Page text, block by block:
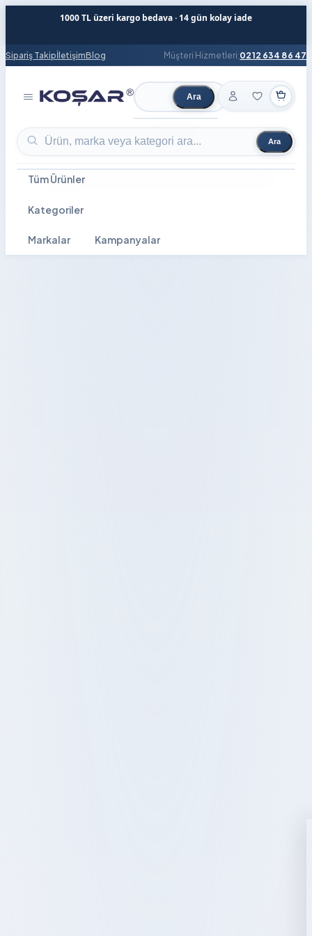
1000 TL üzeri kargo bedava · 14 gün kolay iade
Sipariş TakipİletişimBlog Müşteri Hizmetleri:0212 634 86 47
Ürün ara Ara
Ürün ara Ara
Tüm Ürünler
Kategoriler
Markalar Kampanyalar